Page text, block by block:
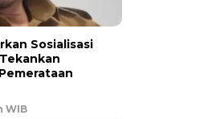
Sosialisasi
WIB